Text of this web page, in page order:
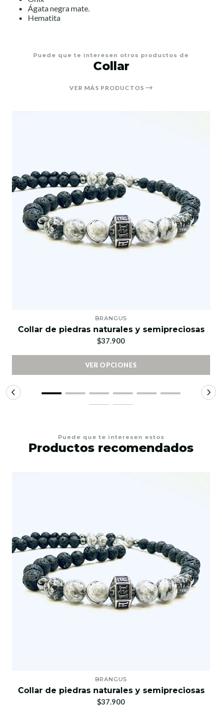
Ágata negra mate.
Hematita
Puede que te interesen otros productos de
Collar
VER MÁS PRODUCTOS
BRANGUS
Collar de piedras naturales y semipreciosas
$37.900
VER OPCIONES
Puede que te interesen estos
Productos recomendados
BRANGUS
Collar de piedras naturales y semipreciosas
$37.900